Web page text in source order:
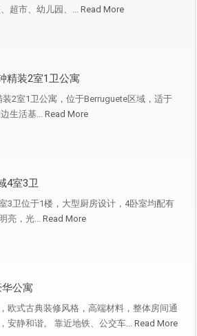
超市、幼儿园、... Read More
精装2室1卫公寓
2室1卫公寓，位于Berruguete区域，适于
生活基... Read More
4室3卫
3卫位于1楼，大型厨房设计，4卧室均配有
亮，光... Read More
公寓
欧式古典装修风格，高端材料，整体房间通
安静和谐。 靠近地铁、公交车... Read More